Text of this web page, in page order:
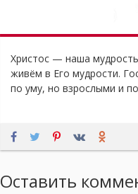
Христос — наша
живём в Его мудрости.
по уму, но взрослыми и
Оставить